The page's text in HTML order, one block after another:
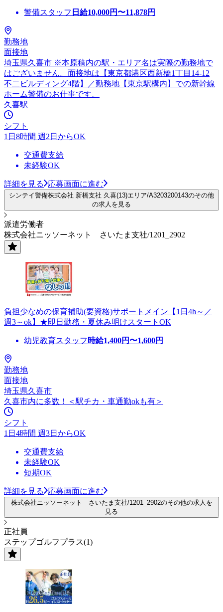
警備スタッフ 日給10,000円〜11,878円
勤務地
面接地
埼玉県久喜市 ※本原稿内の駅・エリア名は実際の勤務地で
はございません。面接地は【東京都港区西新橋1丁目14-12
不二ビルディング4階】／勤務地【東京駅構内】での新幹線
ホーム警備のお仕事です。
久喜駅
シフト
1日8時間 週2日からOK
交通費支給
未経験OK
詳細を見る 応募画面に進む
シンテイ警備株式会社 新橋支社 久喜(13)エリア/A3203200143のその他
の求人を見る
派遣労働者
株式会社ニッソーネット さいたま支社/1201_2902
負担少なめの保育補助(要資格)サポートメイン【1日4h～／
週3～ok】★即日勤務・夏休み明けスタートOK
幼児教育スタッフ 時給1,400円〜1,600円
勤務地
面接地
埼玉県久喜市
久喜市内に多数！＜駅チカ・車通勤okも有＞
シフト
1日4時間 週3日からOK
交通費支給
未経験OK
短期OK
詳細を見る 応募画面に進む
株式会社ニッソーネット さいたま支社/1201_2902のその他の求人を
見る
正社員
ステップゴルフプラス(1)